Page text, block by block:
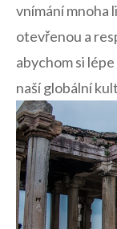
vnímání mnoha
otevřenou a
abychom si
naší globální